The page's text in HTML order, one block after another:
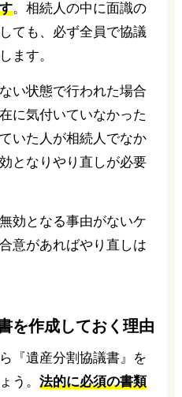
。相続人の中に面識の
ても、必ず全員で協議
ます。
い状態で行われた場合
に気付いていなかった
いた人が相続人でなか
となりやり直しが必要
効となる事由がないケ
意があればやり直しは
を作成しておく理由
『遺産分割協議書』を
う。 法的に必須の書類